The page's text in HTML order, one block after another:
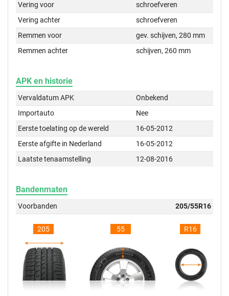
Vering voor
schroefveren
Vering achter
schroefveren
Remmen voor
gev. schijven, 280 mm
Remmen achter
schijven, 260 mm
APK en historie
Vervaldatum APK
Onbekend
Importauto
Nee
Eerste toelating op de wereld
16-05-2012
Eerste afgifte in Nederland
16-05-2012
Laatste tenaamstelling
12-08-2016
Bandenmaten
Voorbanden 205/55R16
205 55 R16